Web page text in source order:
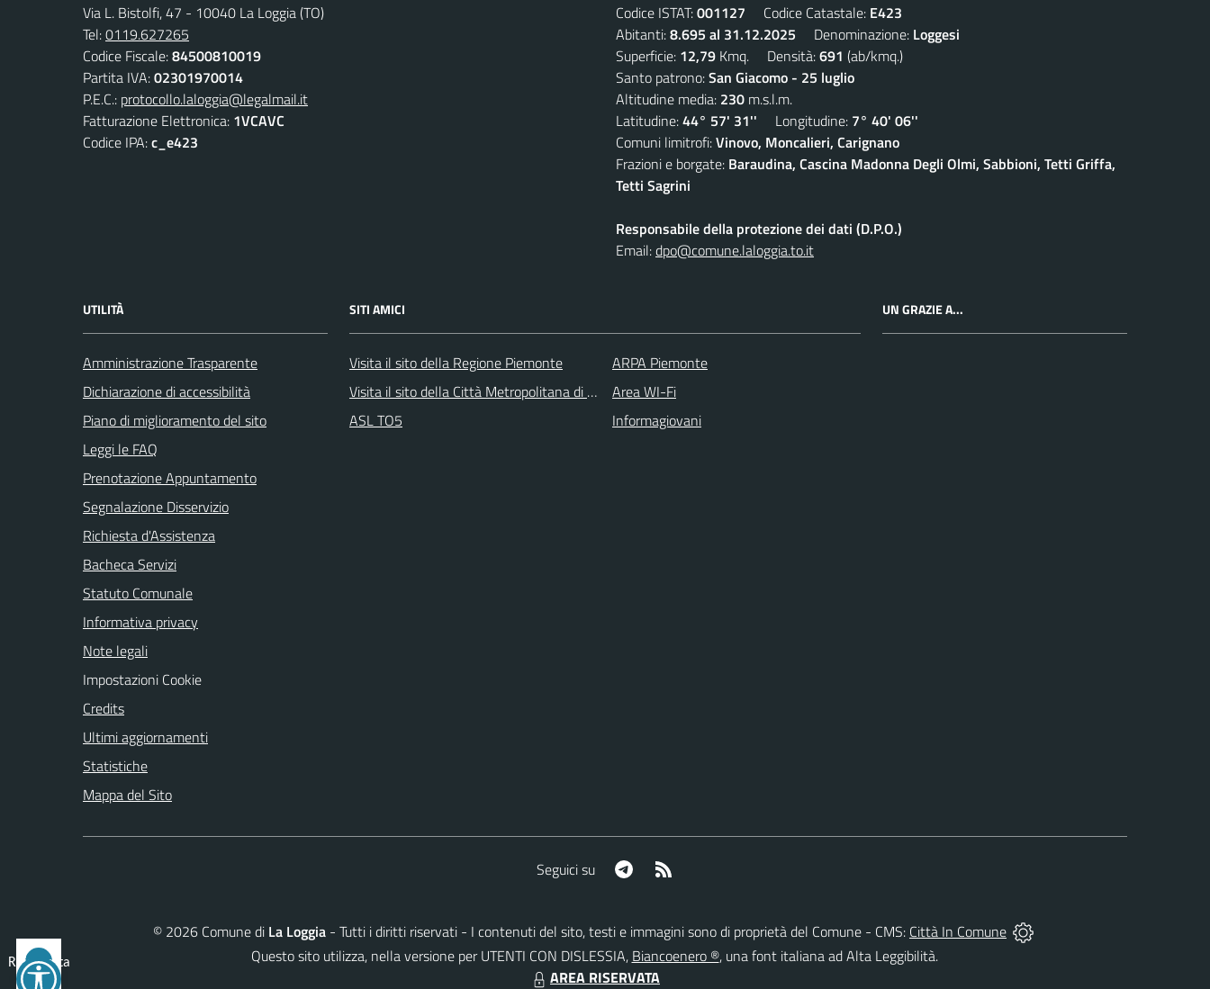
Via L. Bistolfi, 47 - 10040 La Loggia (TO)
Tel:0119.627265
Codice Fiscale:84500810019
Partita IVA:02301970014
P.E.C.: protocollo.laloggia@legalmail.it
Fatturazione Elettronica: 1VCAVC
Codice IPA:c_e423
Codice ISTAT:001127 Codice Catastale: E423
Abitanti:8.695 al 31.12.2025 Denominazione: Loggesi
Superficie: 12,79 Kmq. Densità:691 (ab/kmq.)
Santo patrono:San Giacomo - 25 luglio
Altitudine media: 230 m.s.l.m.
Latitudine:44° 57' 31'' Longitudine: 7° 40' 06''
Comuni limitrofi:Vinovo, Moncalieri, Carignano
Frazioni e borgate: Baraudina, Cascina Madonna Degli Olmi, Sabbioni, Tetti Griffa,
Tetti Sagrini
Responsabile della protezione dei dati (D.P.O.)
Email:dpo@comune.laloggia.to.it
UTILITÀ
Amministrazione Trasparente
Dichiarazione di accessibilità
Piano di miglioramento del sito
Leggi le FAQ
Prenotazione Appuntamento
Segnalazione Disservizio
Richiesta d'Assistenza
Bacheca Servizi
Statuto Comunale
Informativa privacy
Note legali
Impostazioni Cookie
Credits
Ultimi aggiornamenti
Statistiche
Mappa del Sito
SITI AMICI
Visita il sito della Regione Piemonte
Visita il sito della Città Metropolitana di Torino
ASL TO5
ARPA Piemonte
Area WI-Fi
Informagiovani
UN GRAZIE A...
Seguici su Telegram
© 2026 Comune di La Loggia - Tutti i diritti riservati - I contenuti del sito, testi e immagini sono di proprietà del Comune - CMS: Città In Comune
Questo sito utilizza, nella versione per UTENTI CON DISLESSIA, Biancoenero ®, una font italiana ad Alta Leggibilità.
AREA RISERVATA
Reimposta
tutto